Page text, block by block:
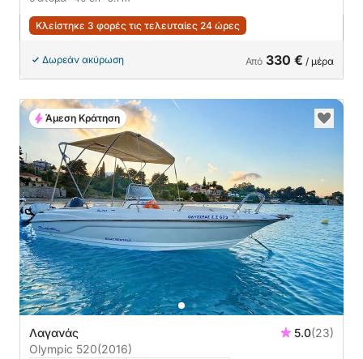
Κλείστηκε 3 φορές τις τελευταίες 24 ώρες
Δωρεάν ακύρωση Από 330 € / μέρα
Λαγανάς 5.0(23)
Olympic 520(2016)
Άμεση Κράτηση